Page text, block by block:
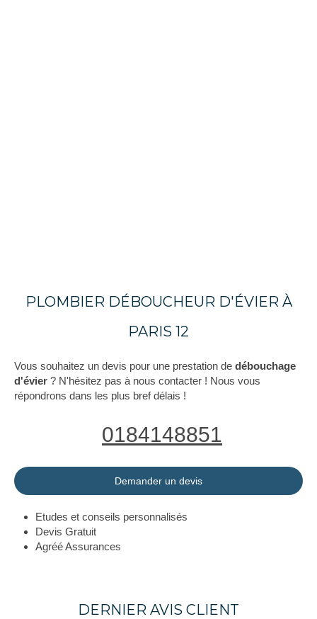
PLOMBIER DÉBOUCHEUR D'ÉVIER À
PARIS 12
Vous souhaitez un devis pour une prestation de débouchage
d'évier ? N'hésitez pas à nous contacter ! Nous vous
répondrons dans les plus bref délais !
0184148851
Demander un devis
Etudes et conseils personnalisés
Devis Gratuit
Agréé Assurances
DERNIER AVIS CLIENT